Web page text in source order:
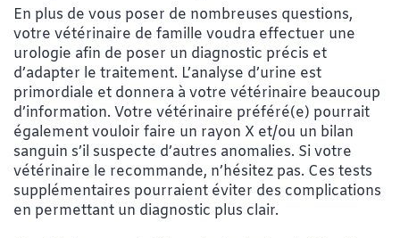
En plus de vous poser de nombreuses questions,
votre vétérinaire de famille voudra effectuer une
urologie afin de poser un diagnostic précis et
d’adapter le traitement. L’analyse d’urine est
primordiale et donnera à votre vétérinaire beaucoup
d’information. Votre vétérinaire préféré(e) pourrait
également vouloir faire un rayon X et/ou un bilan
sanguin s’il suspecte d’autres anomalies. Si votre
vétérinaire le recommande, n’hésitez pas. Ces tests
supplémentaires pourraient éviter des complications
en permettant un diagnostic plus clair.